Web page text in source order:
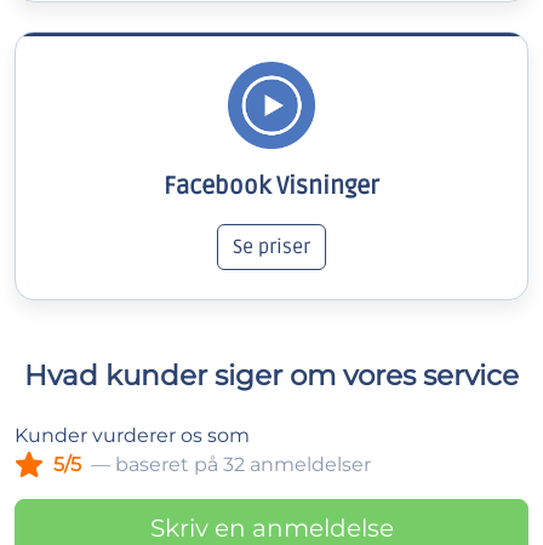
Facebook Visninger
Se priser
Hvad kunder siger om vores service
Kunder vurderer os som
5/5 — baseret på 32 anmeldelser
Skriv en anmeldelse